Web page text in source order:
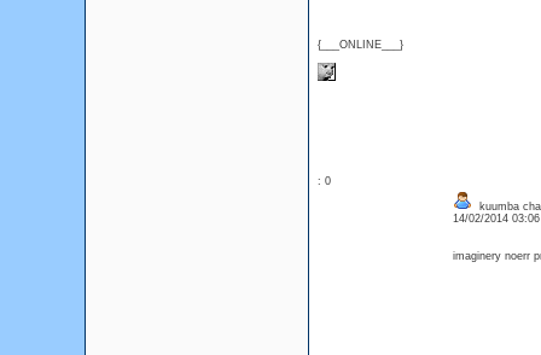
{___ONLINE___}
: 0
kuumba
14/02/2014
imaginery noerr